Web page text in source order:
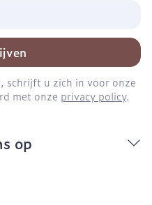
schrijft u zich in voor onze
met onze privacy policy.
op